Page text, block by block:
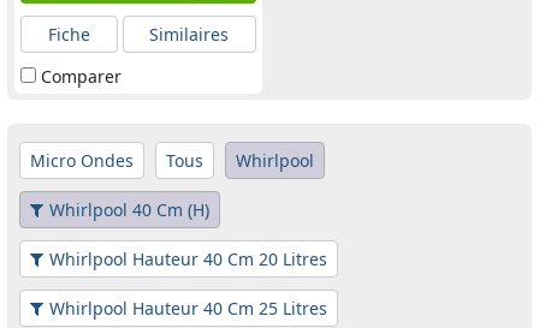
Fiche
Similaires
Comparer
Micro Ondes Tous Whirlpool
Whirlpool 40 Cm (H)
Whirlpool Hauteur 40 Cm 20 Litres
Whirlpool Hauteur 40 Cm 25 Litres